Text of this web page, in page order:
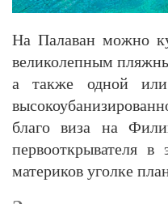
На Палаван можно
великолепным
а также одной
благо виза на
первооткрывателя
материков уголке